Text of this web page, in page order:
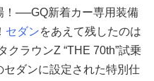
！──GQ新着カー専用装備
セダンをあえて残したのは
ラウンZ “THE 70th”試乗
ダンに設定された特別仕